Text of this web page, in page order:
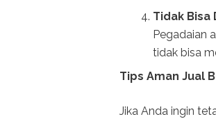
Tidak Bisa
Pegadaian
tidak bisa
Tips Aman Jual
Jika Anda ingin